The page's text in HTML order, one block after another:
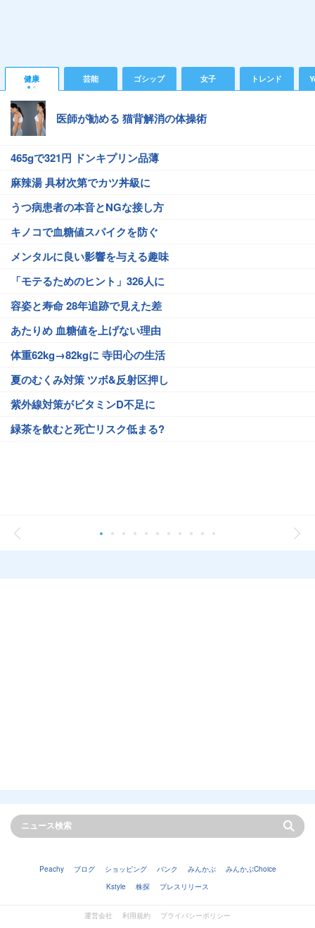
健康 芸能 ゴシップ 女子 トレンド
医師が勧める 猫背解消の体操術
465gで321円 ドンキプリン品薄
麻辣湯 具材次第でカツ丼級に
うつ病患者の本音とNGな接し方
キノコで血糖値スパイクを防ぐ
メンタルに良い影響を与える趣味
「モテるためのヒント」326人に
容姿と寿命 28年追跡で見えた差
あたりめ 血糖値を上げない理由
体重62kg→82kgに 寺田心の生活
夏のむくみ対策 ツボ&反射区押し
紫外線対策がビタミンD不足に
緑茶を飲むと死亡リスク低まる?
Peachy ブログ ショッピング バンク みんかぶ
みんかぶChoice
Kstyle
株探 プレスリリース
運営会社 利用規約
プライバシーポリシー